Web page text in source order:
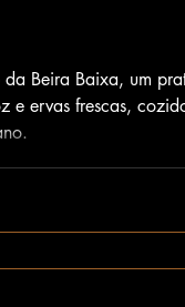
Beira Baixa, um
e ervas frescas,